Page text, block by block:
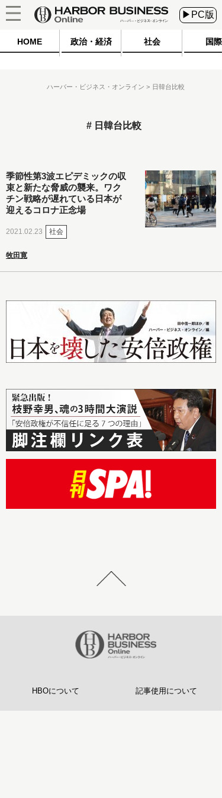
▶PC版
HOME 政治・経済 社会 国際
ハーバー・ビジネス・オンライン 日韓台比較
日韓台比較
季節性第3波エピデミックの収
束と新たな脅威の襲来。ワク
チン戦略が遅れている日本が
迎えるコロナ正念場
2021.02.23 社会
牧田寛
HBOについて 記事使用について